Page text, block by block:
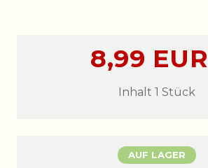
8,99 EUR
Inhalt 1 Stück
AUF LAGER